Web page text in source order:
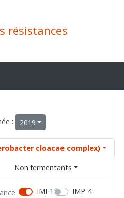
résistances
: 2019
cloacae complex)
Non fermentants
: IMI-1
IMP-4